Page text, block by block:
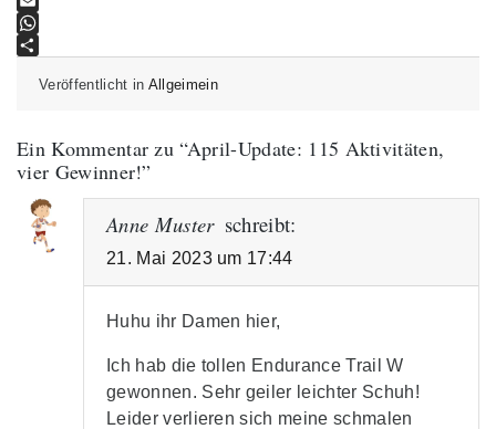
Email
WhatsApp
Veröffentlicht in Allgeimein
Ein Kommentar zu “April-Update: 115 Aktivitäten,
vier Gewinner!”
Anne Muster schreibt:
21. Mai 2023 um 17:44
Huhu ihr Damen hier,
Ich hab die tollen Endurance Trail W
gewonnen. Sehr geiler leichter Schuh!
Leider verlieren sich meine schmalen